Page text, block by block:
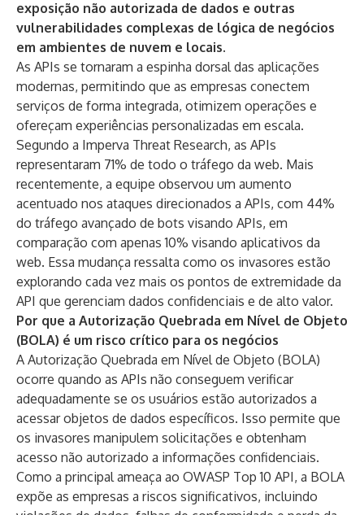
exposição não autorizada de dados e outras
vulnerabilidades complexas de lógica de negócios
em ambientes de nuvem e locais.
As APIs se tornaram a espinha dorsal das aplicações
modernas, permitindo que as empresas conectem
serviços de forma integrada, otimizem operações e
ofereçam experiências personalizadas em escala.
Segundo a Imperva Threat Research, as APIs
representaram 71% de todo o tráfego da web. Mais
recentemente, a equipe observou um aumento
acentuado nos ataques direcionados a APIs, com 44%
do tráfego avançado de bots visando APIs, em
comparação com apenas 10% visando aplicativos da
web. Essa mudança ressalta como os invasores estão
explorando cada vez mais os pontos de extremidade da
API que gerenciam dados confidenciais e de alto valor.
Por que a Autorização Quebrada em Nível de Objeto
(BOLA) é um risco crítico para os negócios
A Autorização Quebrada em Nível de Objeto (BOLA)
ocorre quando as APIs não conseguem verificar
adequadamente se os usuários estão autorizados a
acessar objetos de dados específicos. Isso permite que
os invasores manipulem solicitações e obtenham
acesso não autorizado a informações confidenciais.
Como a principal ameaça ao OWASP Top 10 API, a BOLA
expõe as empresas a riscos significativos, incluindo